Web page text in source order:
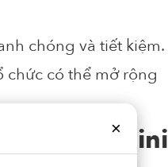
×
chóng và tiết kiệm.
chức có thể mở rộng
Zalo Mini